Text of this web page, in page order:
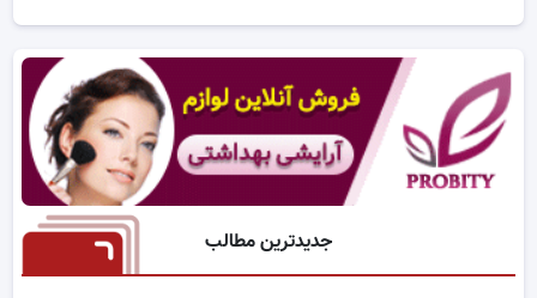
جدیدترین مطالب